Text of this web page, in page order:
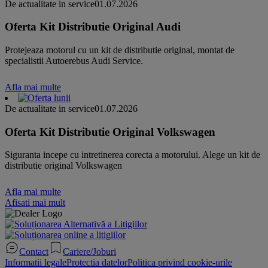
De actualitate in service01.07.2026
Oferta Kit Distributie Original Audi
Protejeaza motorul cu un kit de distributie original, montat de
specialistii Autoerebus Audi Service.
Afla mai multe
De actualitate in service01.07.2026
Oferta Kit Distributie Original Volkswagen
Siguranta incepe cu intretinerea corecta a motorului. Alege un kit de
distributie original Volkswagen
Afla mai multe
Afisati mai mult
Contact
Cariere/Joburi
Informatii legaleProtectia datelorPolitica privind cookie-urile